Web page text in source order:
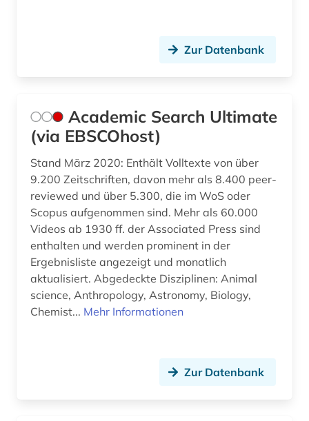
brüssel (1)
bulgarien (1)
bundestagswahl (1)
business (2)
bücher (1)
bürgerrechtsbewegung (3)
caritas (2)
chemie (20)
chemistry (1)
Zur Datenbank
Academic Search Ultimate
(via EBSCOhost)
Stand März 2020: Enthält Volltexte von über
9.200 Zeitschriften, davon mehr als 8.400 peer-
reviewed und über 5.300, die im WoS oder
Scopus aufgenommen sind. Mehr als 60.000
Videos ab 1930 ff. der Associated Press sind
enthalten und werden prominent in der
Ergebnisliste angezeigt und monatlich
aktualisiert. Abgedeckte Disziplinen: Animal
science, Anthropology, Astronomy, Biology,
Chemist... Mehr Informationen
Zur Datenbank